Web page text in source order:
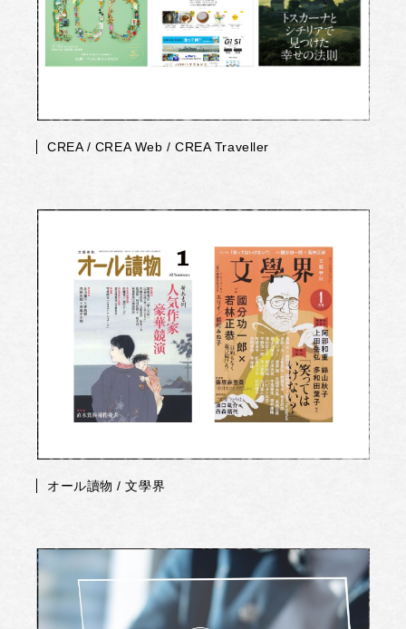
CREA / CREA Web / CREA Traveller
オール讀物 / 文學界